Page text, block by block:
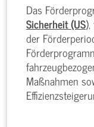
Das
Sicherheit (US
der
Maßnahmen